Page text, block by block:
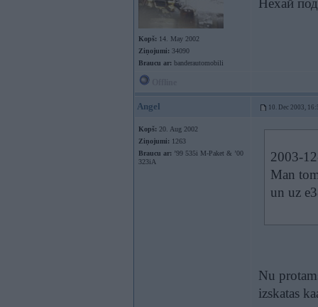
Kopš: 14. May 2002
Ziņojumi: 34090
Braucu ar: banderautomobili
Нехай
Angel 10. Dec 2003,
Kopš: 20. Aug 2002
Ziņojumi: 1263
Braucu ar: ’99 535i M-Paket & ’00
323iA
2003-
Man
un uz
Nu
izskatas